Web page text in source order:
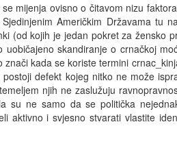
mijenja ovisno o čitavom nizu
Američkim Državama tu
(od kojih je jedan pokret za žensko
skandiranje o crnačkoj
kada se koriste termini
defekt kojeg nitko ne može
njih ne zaslužuju
su ne samo da se politička
aktivno i svjesno stvarati vlastite